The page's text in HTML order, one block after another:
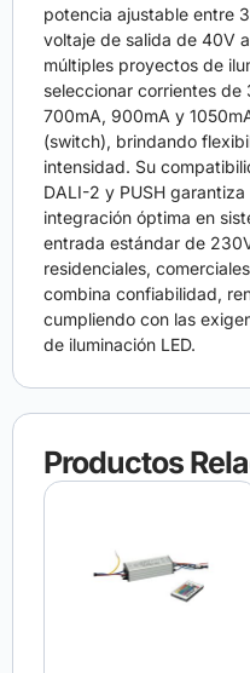
potencia ajustable entre
voltaje de salida de 40V
múltiples proyectos de
seleccionar corrientes
700mA, 900mA y
(switch), brindando
intensidad. Su
DALI-2 y PUSH
integración óptima en
entrada estándar de
residenciales,
combina confiabilidad,
cumpliendo con las
de iluminación LED.
Productos